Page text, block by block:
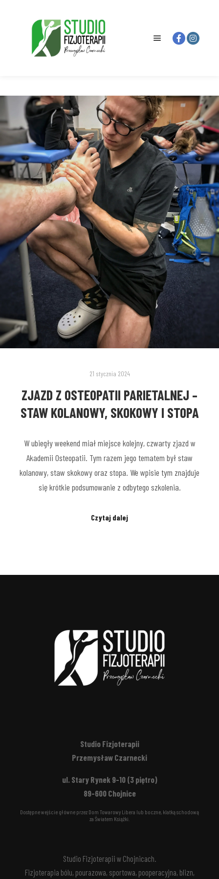
21 stycznia 2024
ZJAZD Z OSTEOPATII PARIETALNEJ –
STAW KOLANOWY, SKOKOWY I STOPA
W ubiegły weekend miał miejsce kolejny, czwarty zjazd w
Akademii Osteopatii. Tym razem jego tematem był staw
kolanowy, staw skokowy oraz stopa. We wpisie tym znajduje
się krótkie podsumowanie z odbytego szkolenia.
Czytaj dalej
Studio Fizjoterapii
Przemysław Czarnecki
ul. Stary Rynek 9-10 (3 piętro)
89-600 Chojnice
Dostępne wejście główne przez Dom Towarowy Libera lub boczne, klatką schodową
za Światem Książki.
Studio Fizjoterapii w Chojnicach.
Fizjoterapia bólu, pourazowa, sportowa, pooperacyjna, blizn,